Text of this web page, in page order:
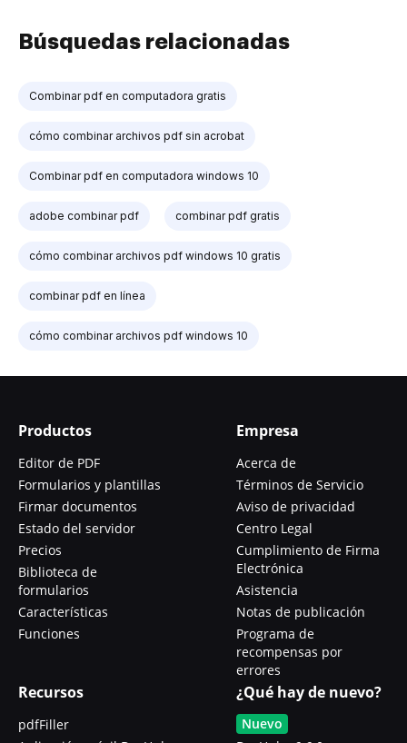
Búsquedas relacionadas
Combinar pdf en computadora gratis
cómo combinar archivos pdf sin acrobat
Combinar pdf en computadora windows 10
adobe combinar pdf combinar pdf gratis
cómo combinar archivos pdf windows 10 gratis
combinar pdf en línea
cómo combinar archivos pdf windows 10
Productos
Editor de PDF
Formularios y plantillas
Firmar documentos
Estado del servidor
Precios
Biblioteca de
formularios
Características
Funciones
Empresa
Acerca de
Términos de Servicio
Aviso de privacidad
Centro Legal
Cumplimiento de Firma
Electrónica
Asistencia
Notas de publicación
Programa de
recompensas por
errores
Recursos
pdfFiller
¿Qué hay de nuevo?
Nuevo